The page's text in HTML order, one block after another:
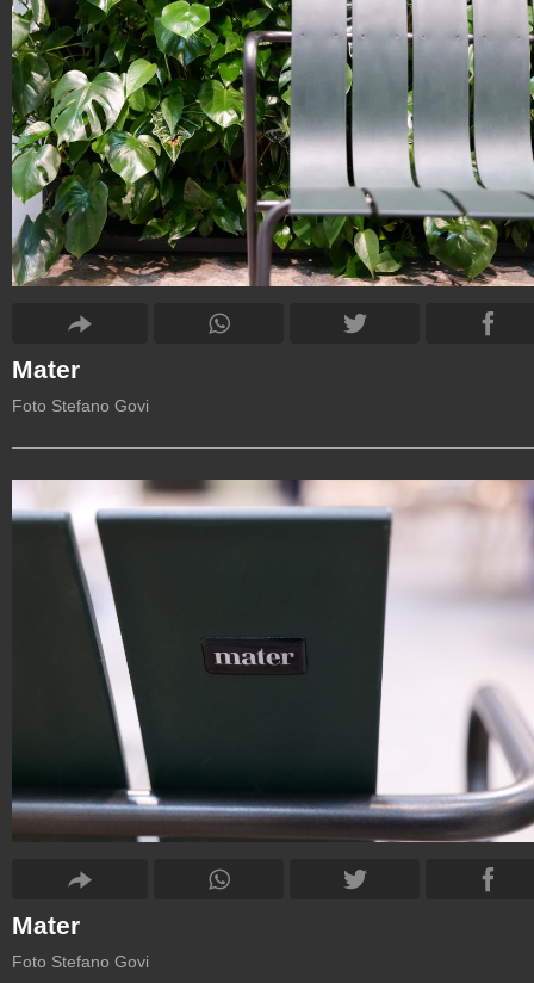
Mater
Foto Stefano Govi
Mater
Foto Stefano Govi